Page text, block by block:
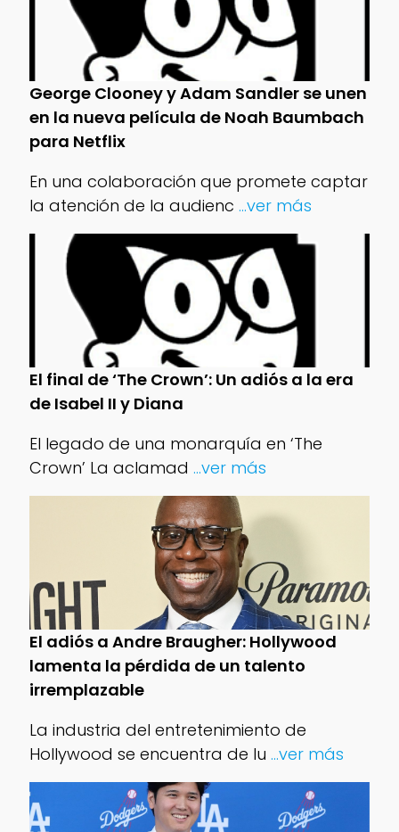
George Clooney y Adam Sandler se unen
en la nueva película de Noah Baumbach
para Netflix
En una colaboración que promete captar
la atención de la audienc ...ver más
El final de ‘The Crown’: Un adiós a la era
de Isabel II y Diana
El legado de una monarquía en ‘The
Crown’ La aclamad ...ver más
El adiós a Andre Braugher: Hollywood
lamenta la pérdida de un talento
irremplazable
La industria del entretenimiento de
Hollywood se encuentra de lu ...ver más